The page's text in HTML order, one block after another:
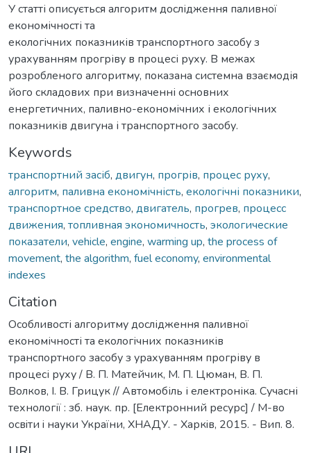
У статті описується алгоритм дослідження паливної
економічності та
екологічних показників транспортного засобу з
урахуванням прогріву в процесі руху. В межах
розробленого алгоритму, показана системна взаємодія
його складових при визначенні основних
енергетичних, паливно-економічних і екологічних
показників двигуна і транспортного засобу.
Keywords
транспортний засіб, двигун, прогрів, процес руху,
алгоритм, паливна економічність, екологічні показники,
транспортное средство, двигатель, прогрев, процесс
движения, топливная экономичность, экологические
показатели, vehicle, engine, warming up, the process of
movement, the algorithm, fuel economy, environmental
indexes
Citation
Особливості алгоритму дослідження паливної
економічності та екологічних показників
транспортного засобу з урахуванням прогріву в
процесі руху / В. П. Матейчик, М. П. Цюман, В. П.
Волков, І. В. Грицук // Автомобіль і електроніка. Сучасні
технології : зб. наук. пр. [Електронний ресурс] / М-во
освiти i науки України, ХНАДУ. - Харкiв, 2015. - Вип. 8.